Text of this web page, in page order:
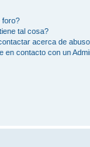
foro?
tal cosa?
acerca de
en contacto con un